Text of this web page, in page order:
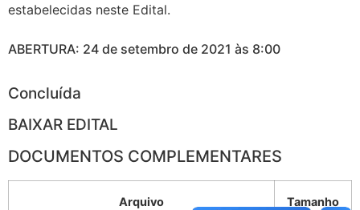
estabelecidas neste Edital.
ABERTURA: 24 de setembro de 2021 às 8:00
Concluída
BAIXAR EDITAL
DOCUMENTOS COMPLEMENTARES
Arquivo
Tamanho